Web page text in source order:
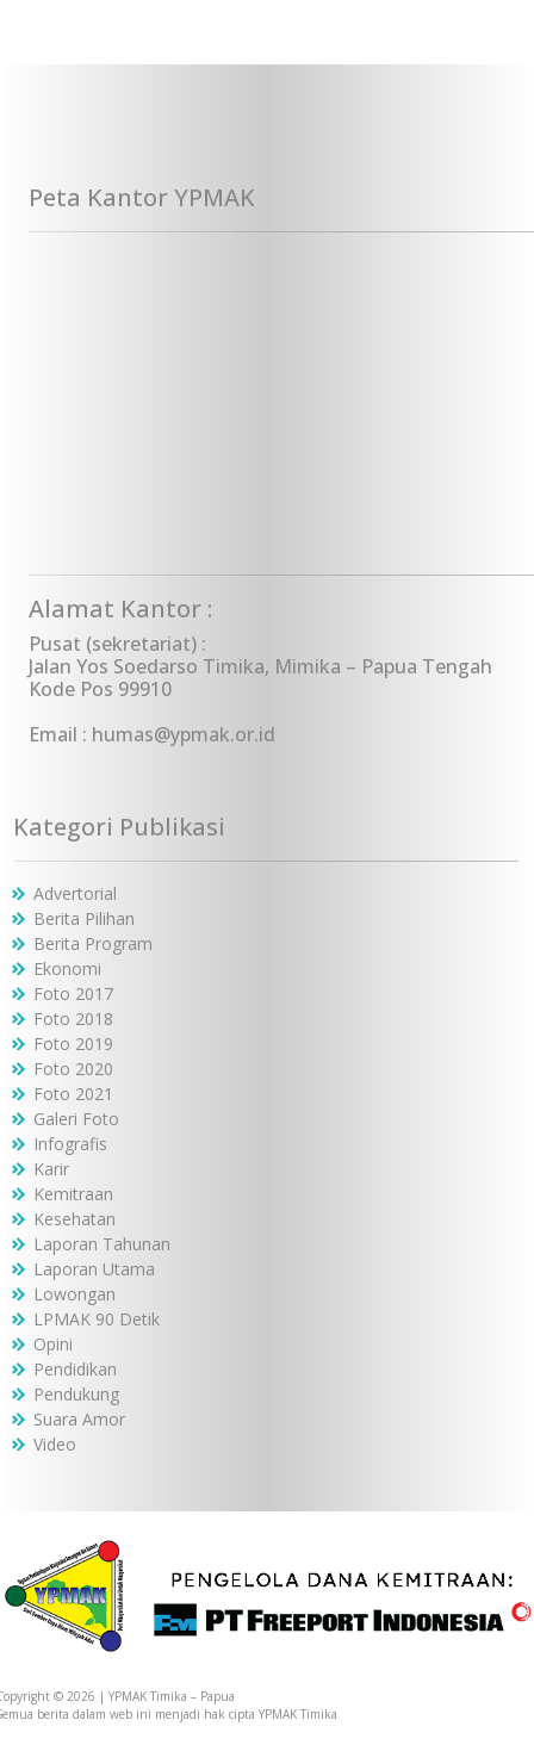
Peta Kantor YPMAK
Alamat Kantor :
Pusat (sekretariat) :
Jalan Yos Soedarso Timika, Mimika – Papua Tengah
Kode Pos 99910
Email : humas@ypmak.or.id
Kategori Publikasi
Advertorial
Berita Pilihan
Berita Program
Ekonomi
Foto 2017
Foto 2018
Foto 2019
Foto 2020
Foto 2021
Galeri Foto
Infografis
Karir
Kemitraan
Kesehatan
Laporan Tahunan
Laporan Utama
Lowongan
LPMAK 90 Detik
Opini
Pendidikan
Pendukung
Suara Amor
Video
© 2026 | YPMAK Timika – Papua
berita dalam web ini menjadi hak cipta YPMAK Timika